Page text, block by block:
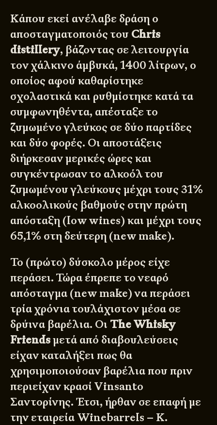
Κάπου εκεί ανέλαβε δράση ο
αποσταγματοποιός του Chris
distillery, βάζοντας σε λειτουργία
τον χάλκινο άμβυκά, 1400 λίτρων, ο
οποίος αφού καθαρίστηκε
σχολαστικά και ρυθμίστηκε κατά τα
συμφωνηθέντα, απέσταξε το
ζυμωμένο γλεύκος σε δύο παρτίδες
και δύο φορές. Οι αποστάξεις
διήρκεσαν μερικές ώρες και
συγκέντρωσαν το αλκοόλ του
ζυμωμένου γλεύκους μέχρι τους 31%
αλκοολικούς βαθμούς στην πρώτη
απόσταξη (low wines) και μέχρι τους
65,1% στη δεύτερη (new make).
Το (πρώτο) δύσκολο μέρος είχε
περάσει. Τώρα έπρεπε το νεαρό
απόσταγμα (new make) να περάσει
τρία χρόνια τουλάχιστον μέσα σε
δρύινα βαρέλια. Οι The Whisky
Friendsμετά από διαβουλεύσεις
είχαν καταλήξει πως θα
χρησιμοποιούσαν βαρέλια που πριν
περιείχαν κρασί Vinsanto
Σαντορίνης. Έτσι, ήρθαν σε επαφή με
την εταιρεία Winebarrels – Κ.